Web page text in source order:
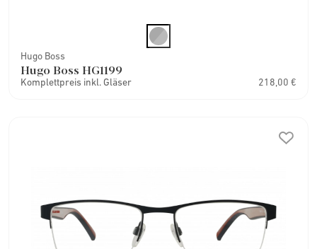
Hugo Boss
Hugo Boss HG1199
Komplettpreis inkl. Gläser 218,00 €